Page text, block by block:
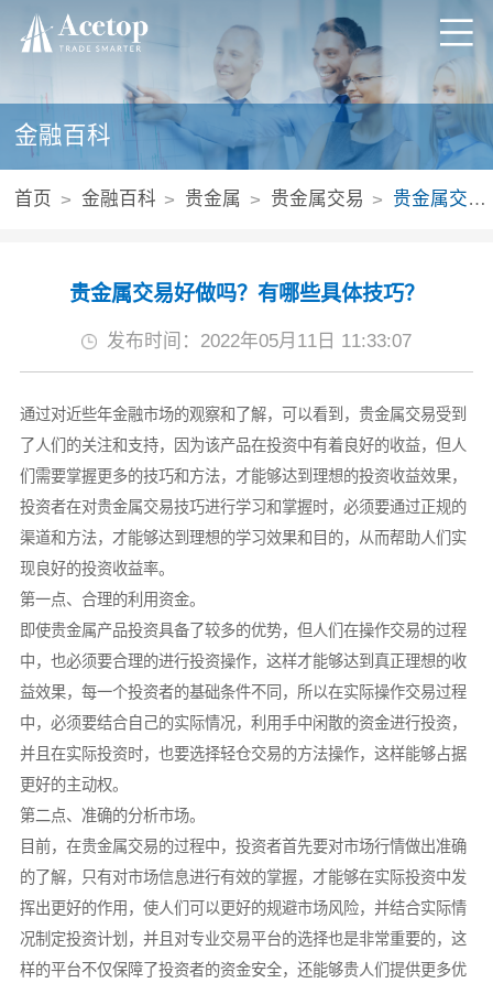
金融百科
首页 金融百科 贵金属 贵金属交易 贵金属交易好做吗？有哪些具体技巧？
贵金属交易好做吗？有哪些具体技巧？
发布时间：2022年05月11日 11:33:07
通过对近些年金融市场的观察和了解，可以看到，贵金属交易受到
了人们的关注和支持，因为该产品在投资中有着良好的收益，但人
们需要掌握更多的技巧和方法，才能够达到理想的投资收益效果，
投资者在对贵金属交易技巧进行学习和掌握时，必须要通过正规的
渠道和方法，才能够达到理想的学习效果和目的，从而帮助人们实
现良好的投资收益率。
第一点、合理的利用资金。
即使贵金属产品投资具备了较多的优势，但人们在操作交易的过程
中，也必须要合理的进行投资操作，这样才能够达到真正理想的收
益效果，每一个投资者的基础条件不同，所以在实际操作交易过程
中，必须要结合自己的实际情况，利用手中闲散的资金进行投资，
并且在实际投资时，也要选择轻仓交易的方法操作，这样能够占据
更好的主动权。
第二点、准确的分析市场。
目前，在贵金属交易的过程中，投资者首先要对市场行情做出准确
的了解，只有对市场信息进行有效的掌握，才能够在实际投资中发
挥出更好的作用，使人们可以更好的规避市场风险，并结合实际情
况制定投资计划，并且对专业交易平台的选择也是非常重要的，这
样的平台不仅保障了投资者的资金安全，还能够贵人们提供更多优